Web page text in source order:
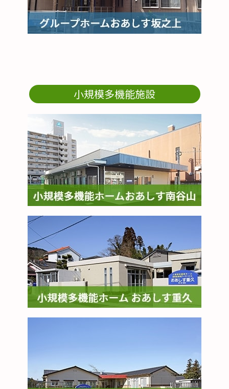
小規模多機能施設